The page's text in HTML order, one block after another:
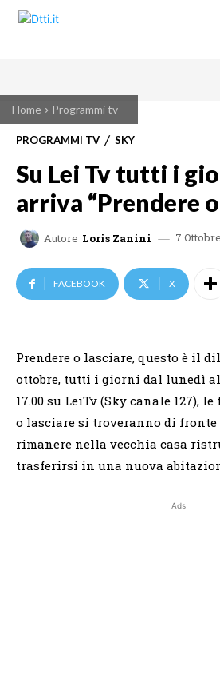
Home Programmi tv
PROGRAMMI TV SKY
Su Lei Tv tutti i
arriva “Prendere
Autore Loris Zanini 7
FACEBOOK X
Prendere o lasciare, questo è il
ottobre, tutti i giorni dal lunedì
17.00 su LeiTv (Sky canale 127),
o lasciare si troveranno di fronte
rimanere nella vecchia casa
trasferirsi in una nuova
Ads